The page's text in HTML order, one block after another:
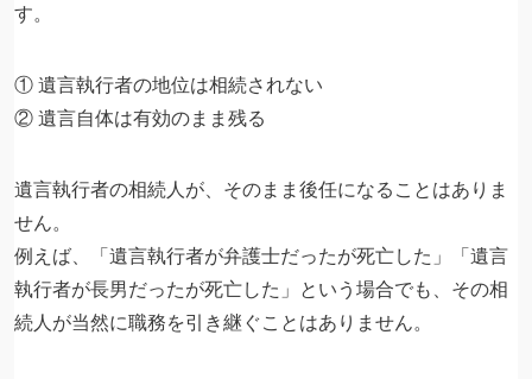
す。
① 遺言執行者の地位は相続されない
② 遺言自体は有効のまま残る
遺言執行者の相続人が、そのまま後任になることはありま
せん。
例えば、「遺言執行者が弁護士だったが死亡した」「遺言
執行者が長男だったが死亡した」という場合でも、その相
続人が当然に職務を引き継ぐことはありません。